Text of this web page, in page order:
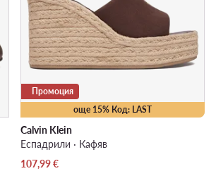
още 15% Код: LAST
Промоция
Calvin Klein
Еспадрили · Кафяв
Актуална цена
107,99€